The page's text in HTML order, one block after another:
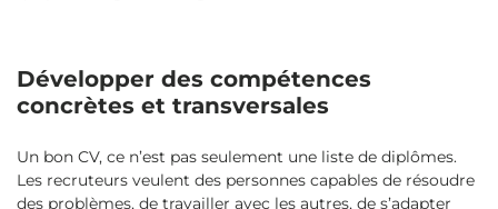
Développer des compétences
concrètes et transversales
Un bon CV, ce n’est pas seulement une liste de diplômes.
Les recruteurs veulent des personnes capables de résoudre
des problèmes, de travailler avec les autres, de s’adapter